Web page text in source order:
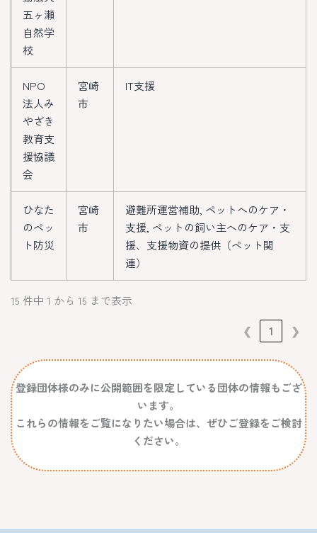
五ヶ瀬
自然学
校
NPO
法人み
やざき
教育支
援協議
会
宮崎
市
IT支援
ひなた
のペッ
ト防災
宮崎
市
避難所運営補助, ペットへのケア・
支援, ペットの飼い主へのケア・支
援、支援物資の提供（ペット関
連）
15 件中 1 から 15 まで表示
❮ 1 ❯
登録団体様のみに公開範囲を限定している団体の情報もござ
います。
これらの情報をご覧になりたい場合は、ぜひご登録をご検討
ください。